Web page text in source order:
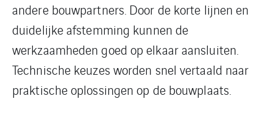
andere bouwpartners. Door de korte lijnen en
duidelijke afstemming kunnen de
werkzaamheden goed op elkaar aansluiten.
Technische keuzes worden snel vertaald naar
praktische oplossingen op de bouwplaats.